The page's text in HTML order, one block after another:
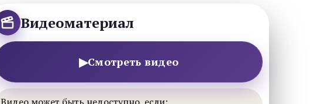
Видеоматериал
▶Смотреть видео